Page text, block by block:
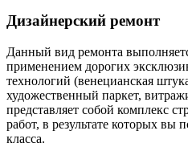
Дизайнерский ремонт
Данный вид ремонта
применением дорогих
технологий (венецианская
художественный паркет,
представляет собой комплекс
работ, в результате которых вы
класса.